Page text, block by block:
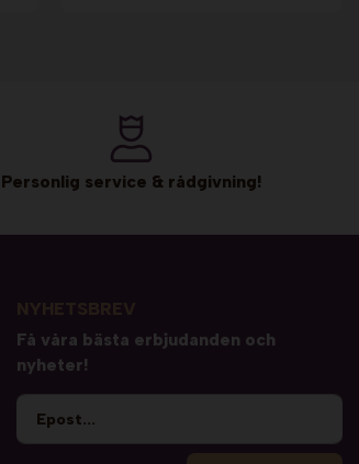
Personlig service & rådgivning!
Få våra bästa erbjudanden och
nyheter!